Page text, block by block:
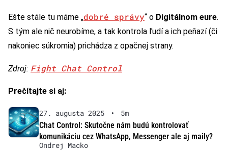
Ešte stále tu máme „dobré správy“ o Digitálnom eure.
S tým ale nič neurobíme, a tak kontrola ľudí a ich peňazí (či
nakoniec súkromia) prichádza z opačnej strany.
Zdroj: Fight Chat Control
Prečítajte si aj:
27. augusta 2025 •
5m
Chat Control: Skutočne nám budú kontrolovať
komunikáciu cez WhatsApp, Messenger ale aj maily?
Ondrej Macko